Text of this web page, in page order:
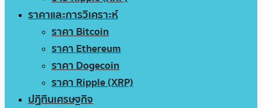
ราคาและการวิเคราะห์
ราคา Bitcoin
ราคา Ethereum
ราคา Dogecoin
ราคา Ripple (XRP)
ปฏิทินเศรษฐกิจ